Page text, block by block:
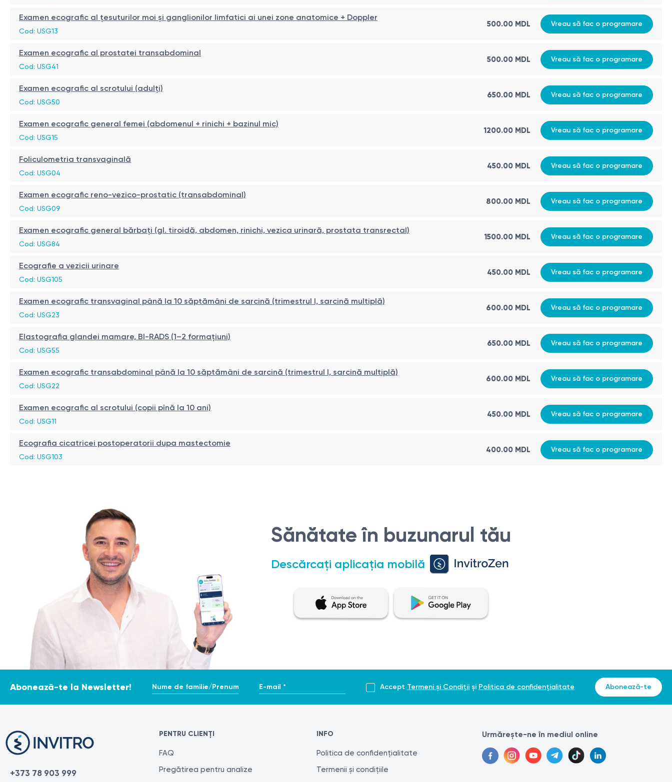
Examen ecografic al țesuturilor moi și ganglionilor limfatici ai unei zone anatomice + Doppler
Cod: USG13
500.00 MDL Vreau să fac o programare
Examen ecografic al prostatei transabdominal
Cod: USG41
500.00 MDL Vreau să fac o programare
Examen ecografic al scrotului (adulți)
Cod: USG50
650.00 MDL Vreau să fac o programare
Examen ecografic general femei (abdomenul + rinichi + bazinul mic)
Cod: USG15
1200.00 MDL Vreau să fac o programare
Foliculometria transvaginală
Cod: USG04
450.00 MDL Vreau să fac o programare
Examen ecografic reno-vezico-prostatic (transabdominal)
Cod: USG09
800.00 MDL Vreau să fac o programare
Examen ecografic general bărbați (gl. tiroidă, abdomen, rinichi, vezica urinară, prostata transrectal)
Cod: USG84
1500.00 MDL Vreau să fac o programare
Ecografie a vezicii urinare
Cod: USG105
450.00 MDL Vreau să fac o programare
Examen ecografic transvaginal până la 10 săptămâni de sarcină (trimestrul I, sarcină multiplă)
Cod: USG23
600.00 MDL Vreau să fac o programare
Elastografia glandei mamare, BI-RADS (1–2 formațiuni)
Cod: USG55
650.00 MDL Vreau să fac o programare
Examen ecografic transabdominal până la 10 săptămâni de sarcină (trimestrul I, sarcină multiplă)
Cod: USG22
600.00 MDL Vreau să fac o programare
Examen ecografic al scrotului (copii pînă la 10 ani)
Cod: USG11
450.00 MDL Vreau să fac o programare
Ecografia cicatricei postoperatorii dupa mastectomie
Cod: USG103
400.00 MDL Vreau să fac o programare
Sănătate în buzunarul tău
Descărcați aplicația mobilă
Abonează-te la Newsletter! Nume de familie/Prenume * E-mail * Accept Termeni și Condiții și Politica de confidențialitate Abonează-te
+373 78 903 999
PENTRU CLIENȚI
FAQ
Pregătirea pentru analize
INFO
Politica de confidențialitate
Termenii și condițiile
Urmărește-ne în mediul online